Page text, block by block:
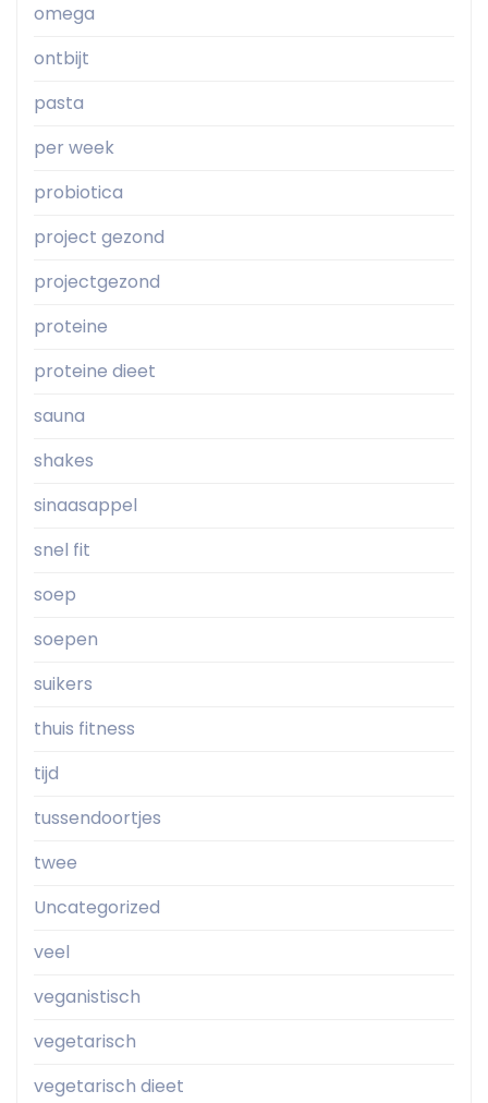
omega
ontbijt
pasta
per week
probiotica
project gezond
projectgezond
proteine
proteine dieet
sauna
shakes
sinaasappel
snel fit
soep
soepen
suikers
thuis fitness
tijd
tussendoortjes
twee
Uncategorized
veel
veganistisch
vegetarisch
vegetarisch dieet